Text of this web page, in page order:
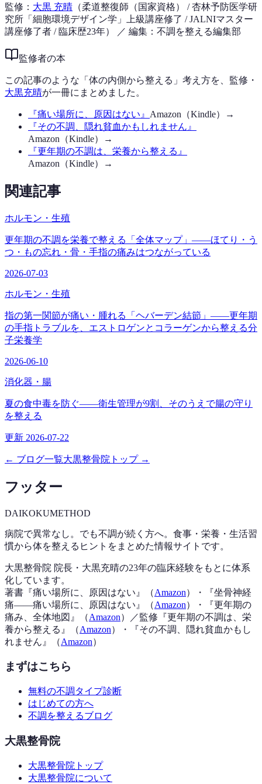
監修： 大黒 充晴 （柔道整復師（国家資格） / 杏林予防医学研
究所「細胞環境デザイン学」上級講座修了 / JALNIマスター
講座修了者 / 臨床歴23年）
／ 編集：不調を整える編集部
監修者の本
この記事のような「体の内側から整える」考え方を、監修・
大黒充晴が一冊にまとめました。
『痛い場所に、原因はない 』 Amazon（Kindle）→
『その不調、隠れ貧血かもしれません 』
Amazon（Kindle）→
『更年期の不調は、栄養から整える 』
Amazon（Kindle）→
関連記事
ホルモン・生殖
更年期の不調を栄養で整える「全体マップ」——ほてり・う
つ・もの忘れ・骨・手指の痛みはつながっている
2026-07-03
ホルモン・生殖
指の第一関節が痛い・腫れる「ヘバーデン結節」——更年期
の手指トラブルを、エストロゲンとコラーゲンから整える分
子栄養学
2026-06-10
消化器・腸
夏の食中毒を防ぐ——衛生管理が9割、そのうえで腸の守り
を整える
更新 2026-07-22
← ブログ一覧大黒整骨院トップ →
フッター
DAIKOKUMETHOD
病院で異常なし。でも不調が続く方へ。食事・栄養・生活習
慣から体を整えるヒントをまとめた情報サイトです。
大黒整骨院 院長・大黒充晴の23年の臨床経験をもとに体系
化しています。
著書『痛い場所に、原因はない 』（Amazon） ・『坐骨神経
痛——痛い場所に、原因はない 』（Amazon） ・『更年期の
痛み、全体地図 』（Amazon） ／監修『更年期の不調は、栄
養から整える 』（Amazon） ・『その不調、隠れ貧血かもし
れません 』（Amazon）
まずはこちら
無料の不調タイプ診断
はじめての方へ
不調を整えるブログ
大黒整骨院
大黒整骨院トップ
大黒整骨院について